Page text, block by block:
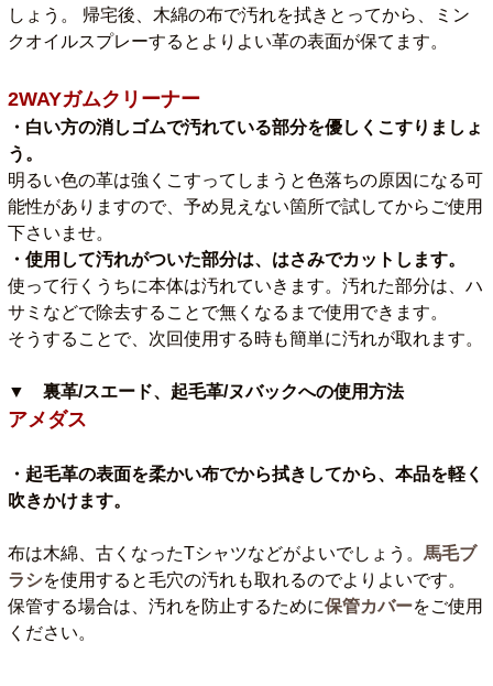
しょう。 帰宅後、木綿の布で汚れを拭きとってから、ミン
クオイルスプレーするとよりよい革の表面が保てます。
2WAYガムクリーナー
・白い方の消しゴムで汚れている部分を優しくこすりましょ
う。
明るい色の革は強くこすってしまうと色落ちの原因になる可
能性がありますので、予め見えない箇所で試してからご使用
下さいませ。
・使用して汚れがついた部分は、はさみでカットします。
使って行くうちに本体は汚れていきます。汚れた部分は、ハ
サミなどで除去することで無くなるまで使用できます。
そうすることで、次回使用する時も簡単に汚れが取れます。
▼ 裏革/スエード、起毛革/ヌバックへの使用方法
アメダス
・起毛革の表面を柔かい布でから拭きしてから、本品を軽く
吹きかけます。
布は木綿、古くなったTシャツなどがよいでしょう。 馬毛ブ
ラシを使用すると毛穴の汚れも取れるのでよりよいです。
保管する場合は、汚れを防止するために保管カバーをご使用
ください。